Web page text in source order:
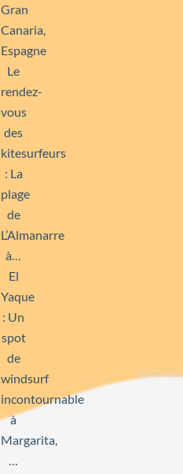
Gran
Canaria,
Espagne
Le
rendez-
vous
des
kitesurfeurs
: La
plage
de
L’Almanarre
à…
El
Yaque
: Un
spot
de
windsurf
incontournable
à
Margarita,
…